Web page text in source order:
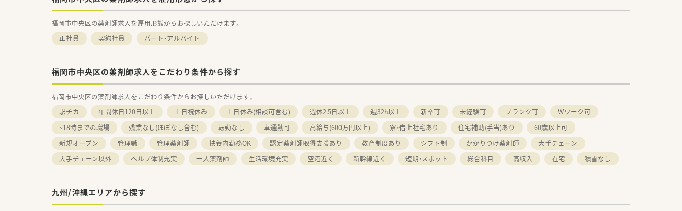
福岡市中央区の薬剤師求人を雇用形態からお探しいただけます。
正社員
契約社員 パート・アルバイト
福岡市中央区の薬剤師求人をこだわり条件から探す
福岡市中央区の薬剤師求人をこだわり条件からお探しいただけます。
駅チカ
年間休日120日以上 土日祝休み 土日休み(相談可含む) 週休2.5日以上 週32h以上 新卒可 未経験可 ブランク可
Ｗワーク可
~18時までの職場
残業なし(ほぼなし含む) 転勤なし 車通勤可 高給与(600万円以上) 寮・借上社宅あり 住宅補助(手当)あり
60歳以上可
新規オープン
管理職 管理薬剤師 扶養内勤務OK 認定薬剤師取得支援あり 教育制度あり シフト制 かかりつけ薬剤師
大手チェーン
大手チェーン以外
ヘルプ体制充実 一人薬剤師 生活環境充実 空港近く 新幹線近く 短期・スポット 総合科目 高収入 在宅 積雪なし
九州/沖縄エリアから探す